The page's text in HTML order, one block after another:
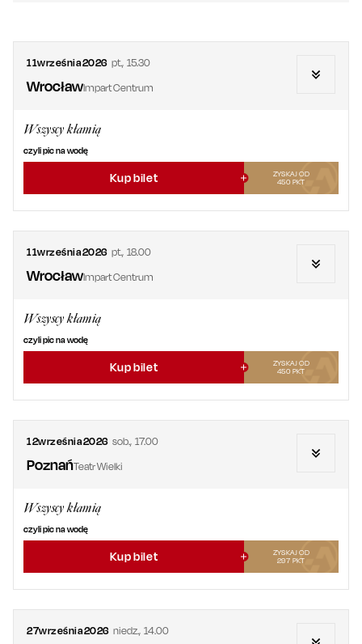
11września2026 pt., 15.30
WrocławImpart Centrum
Wszyscy kłamią
czyli pic na wodę
Kup bilet
ZYSKAJ OD
450 PKT
11września2026 pt., 18.00
WrocławImpart Centrum
Wszyscy kłamią
czyli pic na wodę
Kup bilet
ZYSKAJ OD
450 PKT
12września2026 sob., 17.00
PoznańTeatr Wielki
Wszyscy kłamią
czyli pic na wodę
Kup bilet
ZYSKAJ OD
297 PKT
27września2026 niedz., 14.00